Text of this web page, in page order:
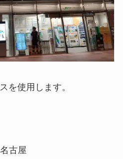
を使用します。
古屋